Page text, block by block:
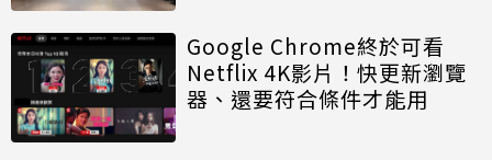
Google Chrome終於可看
Netflix 4K影片！快更新瀏覽
器、還要符合條件才能用